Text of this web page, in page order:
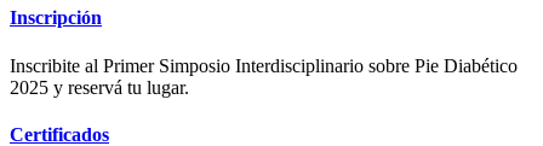
Inscripción
Inscribite al Primer Simposio Interdisciplinario sobre Pie Diabético
2025 y reservá tu lugar.
Certificados